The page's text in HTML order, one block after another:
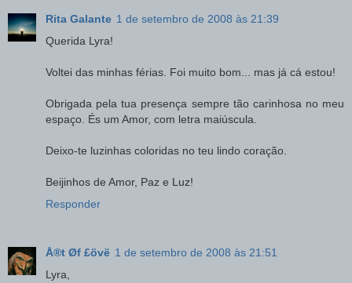
Rita Galante 1 de setembro de 2008 às 21:39
Querida Lyra!
Voltei das minhas férias. Foi muito bom... mas já cá estou!
Obrigada pela tua presença sempre tão carinhosa no meu
espaço. És um Amor, com letra maiúscula.
Deixo-te luzinhas coloridas no teu lindo coração.
Beijinhos de Amor, Paz e Luz!
Responder
Å®t Øf £övë 1 de setembro de 2008 às 21:51
Lyra,